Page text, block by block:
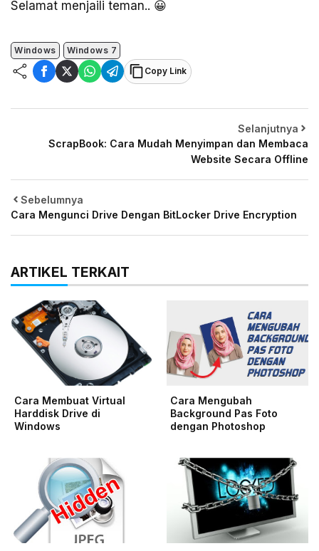
Selamat menjaili teman.. 😀
Windows
Windows 7
Copy Link
Sebelumnya
Cara Mengunci Drive Dengan BitLocker Drive Encryption
Selanjutnya
ScrapBook: Cara Mudah Menyimpan dan Membaca
Website Secara Offline
ARTIKEL TERKAIT
Cara Membuat Virtual
Harddisk Drive di
Windows
Cara Mengubah
Background Pas Foto
dengan Photoshop